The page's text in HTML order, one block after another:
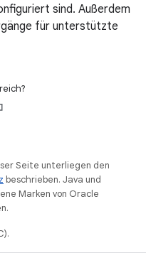
sind. Außerdem
für unterstützte
Seite unterliegen den
beschrieben. Java und
Marken von Oracle